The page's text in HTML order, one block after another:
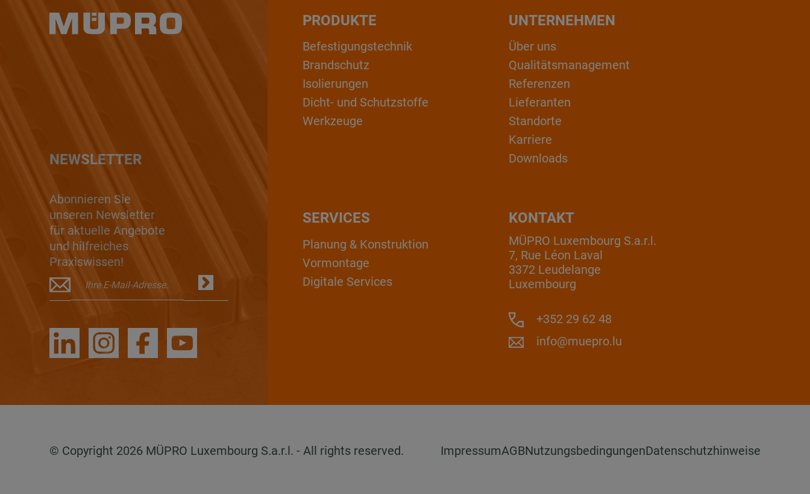
NEWSLETTER
Abonnieren Sie
unseren Newsletter
für aktuelle Angebote
und hilfreiches
Praxiswissen!
PRODUKTE
Befestigungstechnik
Brandschutz
Isolierungen
Dicht- und Schutzstoffe
Werkzeuge
UNTERNEHMEN
Über uns
Qualitätsmanagement
Referenzen
Lieferanten
Standorte
Karriere
Downloads
KONTAKT
MÜPRO Luxembourg S.a.r.l.
7, Rue Léon Laval
3372 Leudelange
Luxembourg
+352 29 62 48
info@muepro.lu
SERVICES
Planung & Konstruktion
Vormontage
Digitale Services
© Copyright 2026 MÜPRO Luxembourg S.a.r.l. - All rights reserved. ImpressumAGBNutzungsbedingungenDatenschutzhinweise